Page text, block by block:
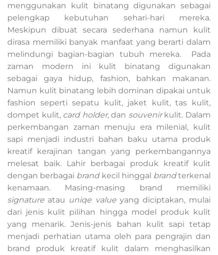
menggunakan kulit binatang digunakan sebagai
pelengkap kebutuhan sehari-hari mereka.
Meskipun dibuat secara sederhana namun kulit
dirasa memiliki banyak manfaat yang berarti dalam
melindungi bagian-bagian tubuh mereka. Pada
zaman modern ini kulit binatang digunakan
sebagai gaya hidup, fashion, bahkan makanan.
Namun kulit binatang lebih dominan dipakai untuk
fashion seperti sepatu kulit, jaket kulit, tas kulit,
dompet kulit, card holder, dan souvenirkulit. Dalam
perkembangan zaman menuju era milenial, kulit
sapi menjadi industri bahan baku utama produk
kreatif kerajinan tangan yang perkembangannya
melesat baik. Lahir berbagai produk kreatif kulit
dengan berbagai brandkecil hinggal brandterkenal
kenamaan. Masing-masing brand memiliki
signature atau uniqe valueyang diciptakan, mulai
dari jenis kulit pilihan hingga model produk kulit
yang menarik. Jenis-jenis bahan kulit sapi tetap
menjadi perhatian utama oleh para pengrajin dan
brand produk kreatif kulit dalam menghasilkan